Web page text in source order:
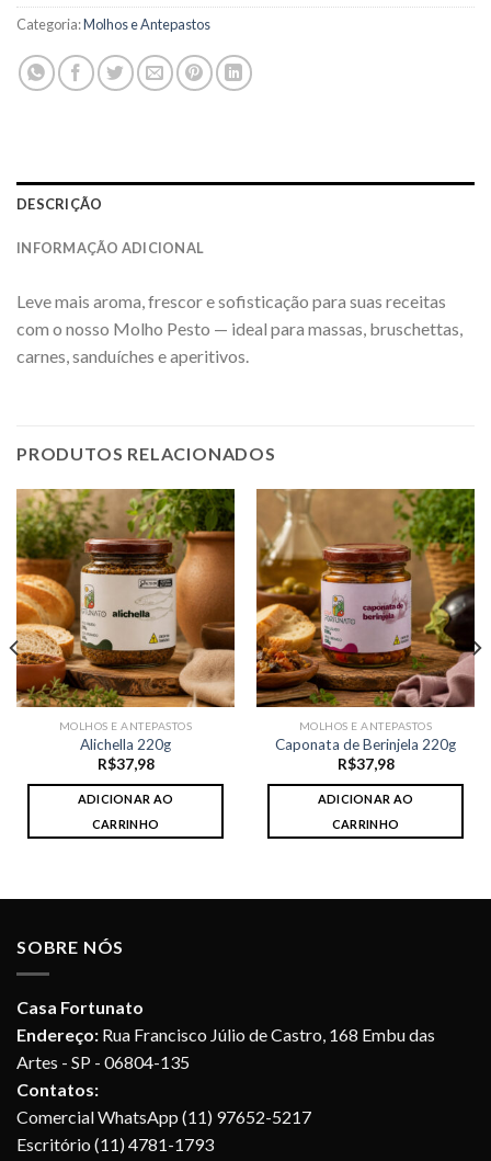
Categoria:Molhos e Antepastos
DESCRIÇÃO
INFORMAÇÃO ADICIONAL
Leve mais aroma, frescor e sofisticação para suas receitas
com o nosso Molho Pesto — ideal para massas, bruschettas,
carnes, sanduíches e aperitivos.
PRODUTOS RELACIONADOS
MOLHOS E ANTEPASTOS
Alichella 220g
R$37,98
ADICIONAR AO
CARRINHO
MOLHOS E ANTEPASTOS
Caponata de Berinjela 220g
R$37,98
ADICIONAR AO
CARRINHO
SOBRE NÓS
Casa Fortunato
Endereço: Rua Francisco Júlio de Castro, 168 Embu das
Artes - SP - 06804-135
Contatos:
Comercial WhatsApp (11) 97652-5217
Escritório (11) 4781-1793